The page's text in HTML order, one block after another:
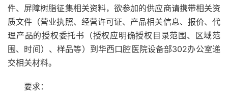
件、屏障树脂征集相关资料，欲参加的供应商请携带相关资
质文件（营业执照、经营许可证、产品相关信息、报价、代
理产品的授权委托书（授权应明确授权目录范围、区域范
围、时间）、样品等）到华西口腔医院设备部302办公室递
交相关材料。
要求：